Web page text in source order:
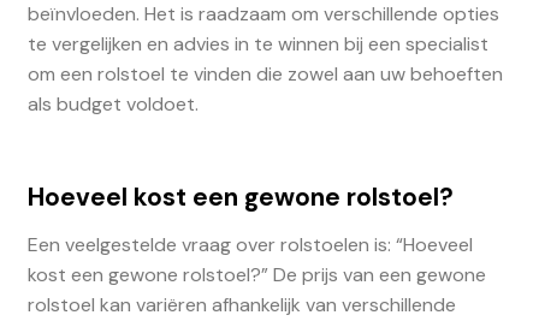
beïnvloeden. Het is raadzaam om verschillende opties
te vergelijken en advies in te winnen bij een specialist
om een rolstoel te vinden die zowel aan uw behoeften
als budget voldoet.
Hoeveel kost een gewone rolstoel?
Een veelgestelde vraag over rolstoelen is: “Hoeveel
kost een gewone rolstoel?” De prijs van een gewone
rolstoel kan variëren afhankelijk van verschillende